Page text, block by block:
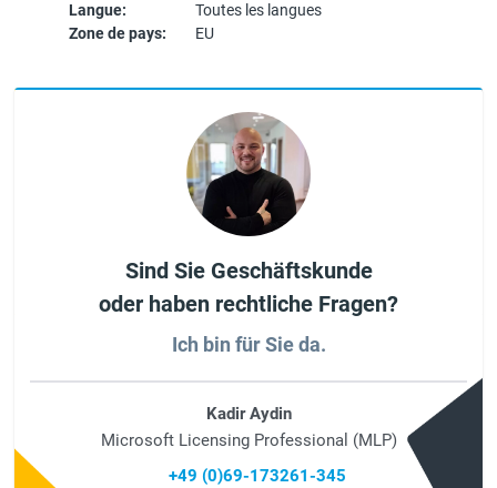
Langue:
Toutes les langues
Zone de pays:
EU
Sind Sie Geschäftskunde
oder haben rechtliche Fragen?
Ich bin für Sie da.
Kadir Aydin
Microsoft Licensing Professional (MLP)
+49 (0)69-173261-345